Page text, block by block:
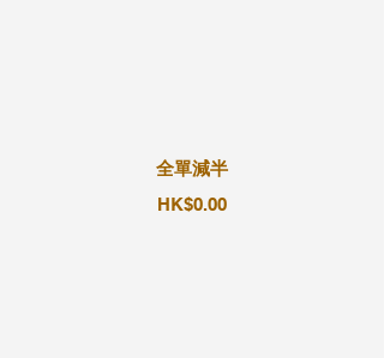
全單減半
HK$0.00